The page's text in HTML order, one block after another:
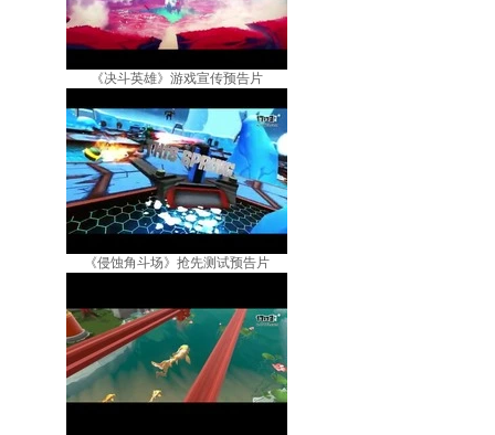
《决斗英雄》游戏宣传预告片
《侵蚀角斗场》抢先测试预告片